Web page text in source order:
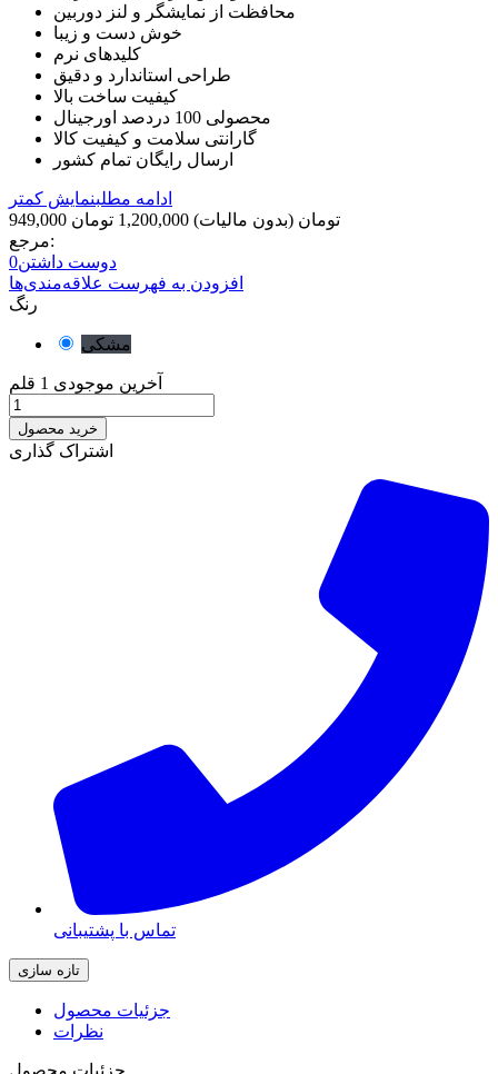
محافظت از نمایشگر و لنز دوربین
خوش دست و زیبا
کلیدهای نرم
طراحی استاندارد و دقیق
کیفیت ساخت بالا
محصولی 100 دردصد اورجینال
گارانتی سلامت و کیفیت کالا
ارسال رایگان تمام کشور
ادامه مطلبنمایش کمتر
949,000 تومان (بدون مالیات) 1,200,000 تومان
مرجع:
دوست داشتن0
افزودن به فهرست علاقه‌مندی‌ها
رنگ
مشکی
آخرین موجودی 1 قلم
خرید محصول
اشتراک گذاری
تماس با پشتیبانی
جزئیات محصول
نظرات
جزئیات محصول